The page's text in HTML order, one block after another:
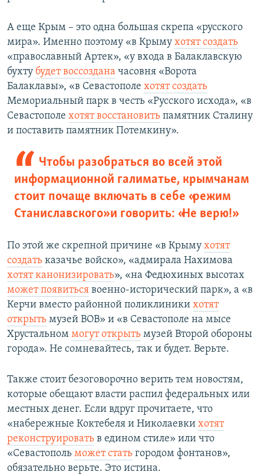
А еще Крым – это одна большая скрепа «русского
мира». Именно поэтому «в Крыму хотят создать
«православный Артек», «у входа в Балаклавскую
бухту будет воссоздана часовня «Ворота
Балаклавы», «в Севастополе хотят создать
Мемориальный парк в честь «Русского исхода», «в
Севастополе хотят восстановить памятник Сталину
и поставить памятник Потемкину».
Чтобы разобраться во всей этой
информационной галиматье, крымчанам
стоит почаще включать в себе «режим
Станиславского» и говорить: «Не верю!»
По этой же скрепной причине «в Крыму хотят
создать казачье войско», «адмирала Нахимова
хотят канонизировать», «на Федюхиных высотах
может появиться военно-исторический парк», а «в
Керчи вместо районной поликлиники хотят
открыть музей ВОВ» и «в Севастополе на мысе
Хрустальном могут открыть музей Второй обороны
города». Не сомневайтесь, так и будет. Верьте.
Также стоит безоговорочно верить тем новостям,
которые обещают власти распил федеральных или
местных денег. Если вдруг прочитаете, что
«набережные Коктебеля и Николаевки хотят
реконструировать в едином стиле» или что
«Севастополь может стать городом фонтанов»,
обязательно верьте. Это истина.